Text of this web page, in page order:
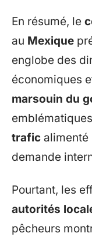
En résumé, le
au Mexique
englobe des
économiques
marsouin du
trafic alimenté
demande
Pourtant, les
autorités
pêcheurs